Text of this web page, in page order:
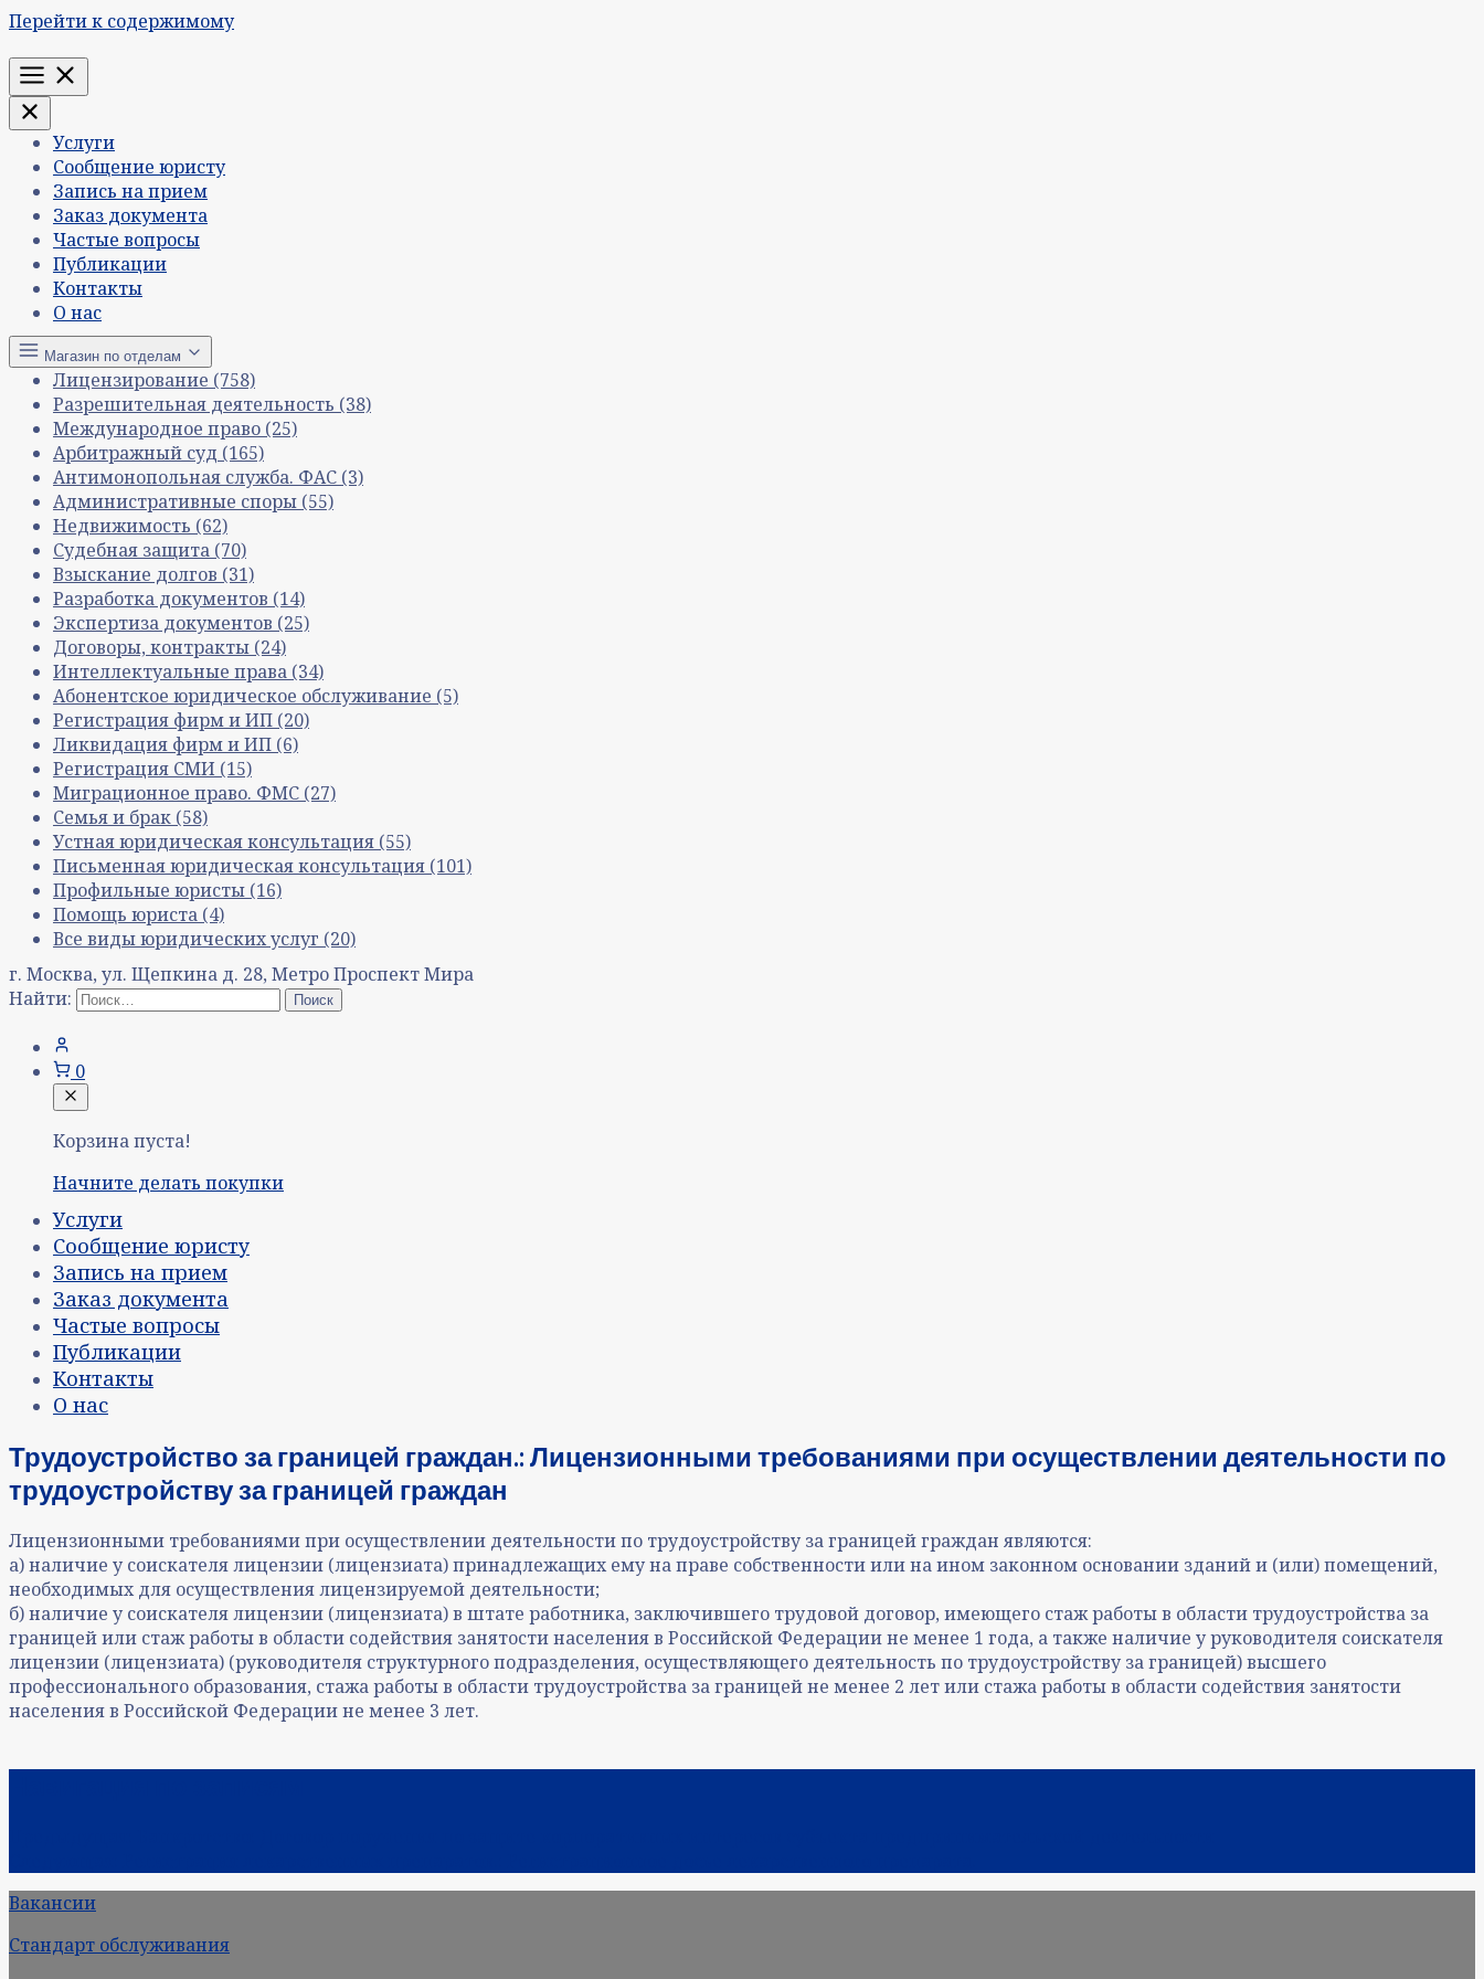
Перейти к содержимому
Меню
Услуги
Сообщение юристу
Запись на прием
Заказ документа
Частые вопросы
Публикации
Контакты
О нас
Магазин по отделам
Лицензирование (758)
Разрешительная деятельность (38)
Международное право (25)
Арбитражный суд (165)
Антимонопольная служба. ФАС (3)
Административные споры (55)
Недвижимость (62)
Судебная защита (70)
Взыскание долгов (31)
Разработка документов (14)
Экспертиза документов (25)
Договоры, контракты (24)
Интеллектуальные права (34)
Абонентское юридическое обслуживание (5)
Регистрация фирм и ИП (20)
Ликвидация фирм и ИП (6)
Регистрация СМИ (15)
Миграционное право. ФМС (27)
Семья и брак (58)
Устная юридическая консультация (55)
Письменная юридическая консультация (101)
Профильные юристы (16)
Помощь юриста (4)
Все виды юридических услуг (20)
г. Москва, ул. Щепкина д. 28, Метро Проспект Мира
Найти:
0
Корзина пуста!
Начните делать покупки
Услуги
Сообщение юристу
Запись на прием
Заказ документа
Частые вопросы
Публикации
Контакты
О нас
Трудоустройство за границей граждан.: Лицензионными требованиями при осуществлении деятельности по
трудоустройству за границей граждан
Лицензионными требованиями при осуществлении деятельности по трудоустройству за границей граждан являются:
а) наличие у соискателя лицензии (лицензиата) принадлежащих ему на праве собственности или на ином законном основании зданий и (или) помещений,
необходимых для осуществления лицензируемой деятельности;
б) наличие у соискателя лицензии (лицензиата) в штате работника, заключившего трудовой договор, имеющего стаж работы в области трудоустройства за
границей или стаж работы в области содействия занятости населения в Российской Федерации не менее 1 года, а также наличие у руководителя соискателя
лицензии (лицензиата) (руководителя структурного подразделения, осуществляющего деятельность по трудоустройству за границей) высшего
профессионального образования, стажа работы в области трудоустройства за границей не менее 2 лет или стажа работы в области содействия занятости
населения в Российской Федерации не менее 3 лет.
Вакансии
Стандарт обслуживания